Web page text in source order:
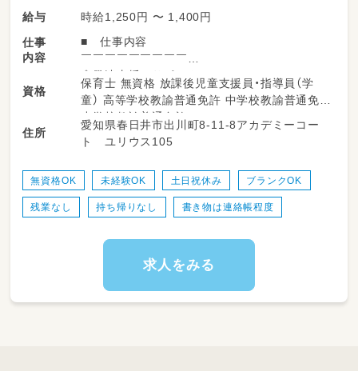
給与 時給1,250円 〜 1,400円
仕事
内容
■ 仕事内容
￣￣￣￣￣￣￣￣￣
◇発達支援のサポート
◇療育活動の補助
◇子どもの見守り
◇送迎業務 など
（軽自動車、アクア、ポルテなど）
資格
保育士 無資格 放課後児童支援員・指導員（学
童） 高等学校教諭普通免許 中学校教諭普通免許
小学校教諭普通免許
住所
愛知県春日井市出川町8-11-8アカデミーコー
ト ユリウス105
無資格OK 未経験OK 土日祝休み ブランクOK
残業なし 持ち帰りなし 書き物は連絡帳程度
求人をみる